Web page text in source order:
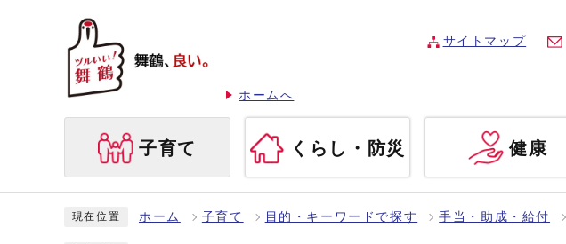
ホームへ
サイトマップ
子育て くらし・防災 健康
現在位置 ホーム 子育て 目的・キーワードで探す 手当・助成・給付